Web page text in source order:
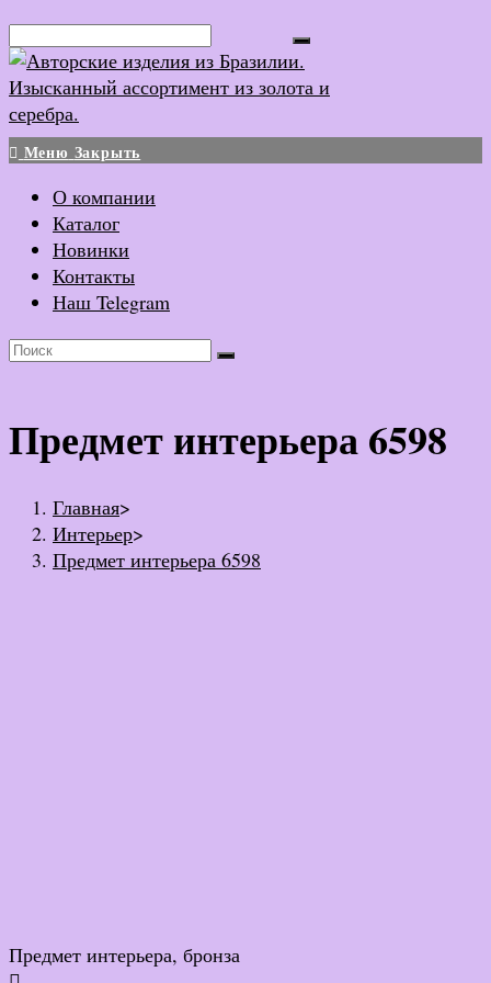
Перейти
к
содержимому
Меню Закрыть
О компании
Каталог
Новинки
Контакты
Наш Telegram
Предмет интерьера 6598
Главная>
Интерьер>
Предмет интерьера 6598
Предмет интерьера, бронза